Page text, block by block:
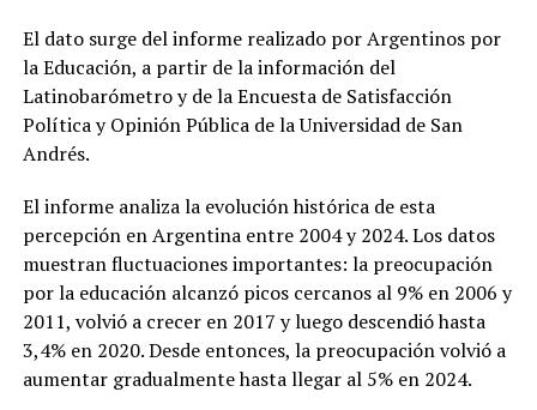
El dato surge del informe realizado por Argentinos por
la Educación, a partir de la información del
Latinobarómetro y de la Encuesta de Satisfacción
Política y Opinión Pública de la Universidad de San
Andrés.
El informe analiza la evolución histórica de esta
percepción en Argentina entre 2004 y 2024. Los datos
muestran fluctuaciones importantes: la preocupación
por la educación alcanzó picos cercanos al 9% en 2006 y
2011, volvió a crecer en 2017 y luego descendió hasta
3,4% en 2020. Desde entonces, la preocupación volvió a
aumentar gradualmente hasta llegar al 5% en 2024.